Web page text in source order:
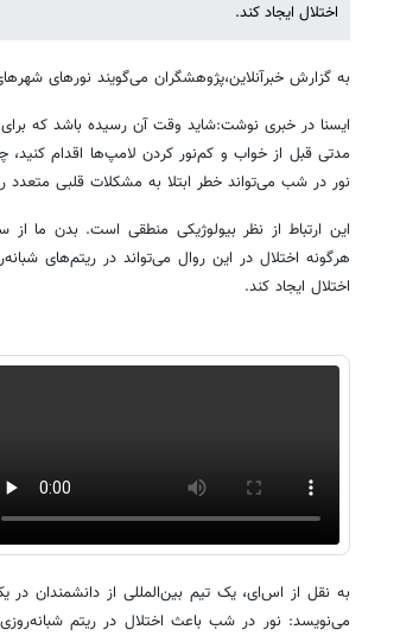
اختلال ایجاد کند.
به گزارش خبرآنلاین،پژوهشگران می‌گویند نورهای
ایسنا در خبری نوشت:شاید وقت آن رسیده باشد که
مدتی قبل از خواب و کم‌نور کردن لامپ‌ها اقدام
نور در شب می‌تواند خطر ابتلا به مشکلات قلبی متعدد
این ارتباط از نظر بیولوژیکی منطقی است. بدن ما
هرگونه اختلال در این روال می‌تواند در ریتم‌های
اختلال ایجاد کند.
به نقل از اس‌ای، یک تیم بین‌المللی از دانشمندان
می‌نویسد: نور در شب باعث اختلال در ریتم